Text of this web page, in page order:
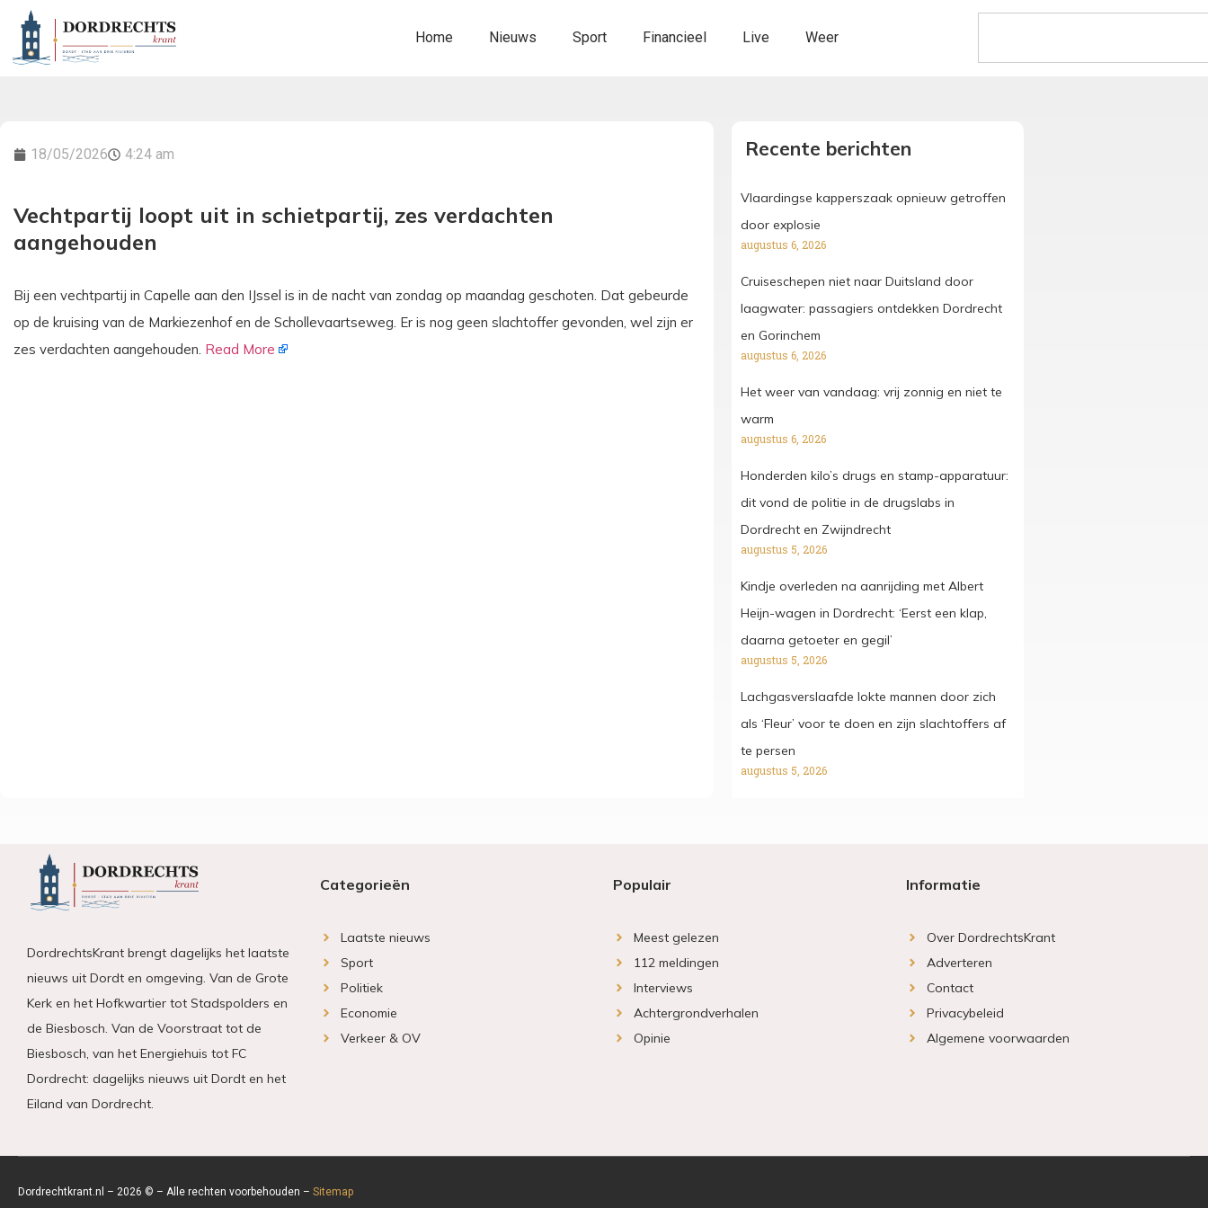
Home Nieuws Sport Financieel Live Weer
18/05/2026 4:24 am
Vechtpartij loopt uit in schietpartij, zes verdachten
aangehouden
Bij een vechtpartij in Capelle aan den IJssel is in de nacht van zondag op maandag geschoten. Dat gebeurde
op de kruising van de Markiezenhof en de Schollevaartseweg. Er is nog geen slachtoffer gevonden, wel zijn er
zes verdachten aangehouden. Read More
Recente berichten
Vlaardingse kapperszaak opnieuw getroffen
door explosie
augustus 6, 2026
Cruiseschepen niet naar Duitsland door
laagwater: passagiers ontdekken Dordrecht
en Gorinchem
augustus 6, 2026
Het weer van vandaag: vrij zonnig en niet te
warm
augustus 6, 2026
Honderden kilo’s drugs en stamp-apparatuur:
dit vond de politie in de drugslabs in
Dordrecht en Zwijndrecht
augustus 5, 2026
Kindje overleden na aanrijding met Albert
Heijn-wagen in Dordrecht: ‘Eerst een klap,
daarna getoeter en gegil’
augustus 5, 2026
Lachgasverslaafde lokte mannen door zich
als ‘Fleur’ voor te doen en zijn slachtoffers af
te persen
augustus 5, 2026
DordrechtsKrant brengt dagelijks het laatste
nieuws uit Dordt en omgeving. Van de Grote
Kerk en het Hofkwartier tot Stadspolders en
de Biesbosch. Van de Voorstraat tot de
Biesbosch, van het Energiehuis tot FC
Dordrecht: dagelijks nieuws uit Dordt en het
Eiland van Dordrecht.
Categorieën
Laatste nieuws
Sport
Politiek
Economie
Verkeer & OV
Populair
Meest gelezen
112 meldingen
Interviews
Achtergrondverhalen
Opinie
Informatie
Over DordrechtsKrant
Adverteren
Contact
Privacybeleid
Algemene voorwaarden
Dordrechtkrant.nl – 2026 © – Alle rechten voorbehouden – Sitemap